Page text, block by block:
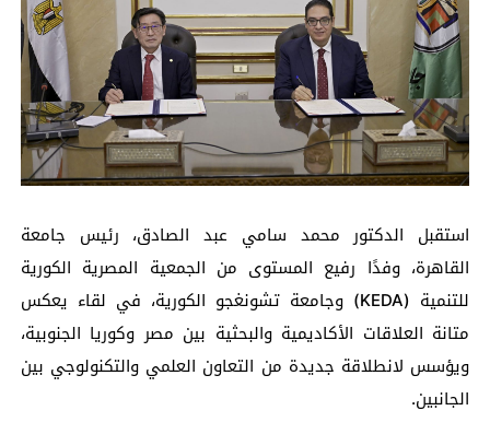
استقبل الدكتور محمد سامي عبد الصادق، رئيس جامعة
القاهرة، وفدًا رفيع المستوى من الجمعية المصرية الكورية
للتنمية (KEDA) وجامعة تشونغجو الكورية، في لقاء يعكس
متانة العلاقات الأكاديمية والبحثية بين مصر وكوريا الجنوبية،
ويؤسس لانطلاقة جديدة من التعاون العلمي والتكنولوجي بين
الجانبين.